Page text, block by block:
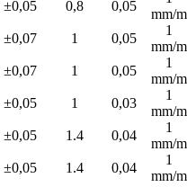
±0,05 0,8 0,05
mm/m
±0,07 1 0,05
1
mm/m
±0,07 1 0,05
1
mm/m
±0,05 1 0,03
1
mm/m
±0,05 1.4 0,04
1
mm/m
±0,05 1.4 0,04
1
mm/m